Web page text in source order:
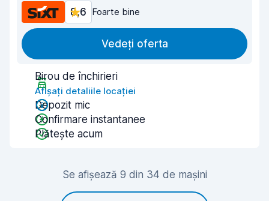
8,6 Foarte bine
Vedeți oferta
Birou de închirieri
Afișați detaliile locației
Depozit mic
Confirmare instantanee
Plătește acum
Se afișează 9 din 34 de mașini